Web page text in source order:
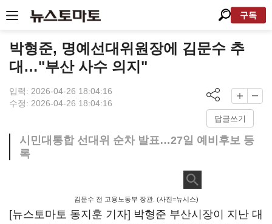
구독
박형준, 명예선대위원장에 김문수 추
대…"부산 사수 의지"
입력: 2026-04-26 18:04:16
수정: 2026-04-26 18:04:16
답글쓰기
시민대통합 선대위 순차 발표…27일 예비후보 등
록
김문수 전 고용노동부 장관. (사진=뉴시스)
[뉴스토마토 동지훈 기자] 박형준 부산시장이 지난 대